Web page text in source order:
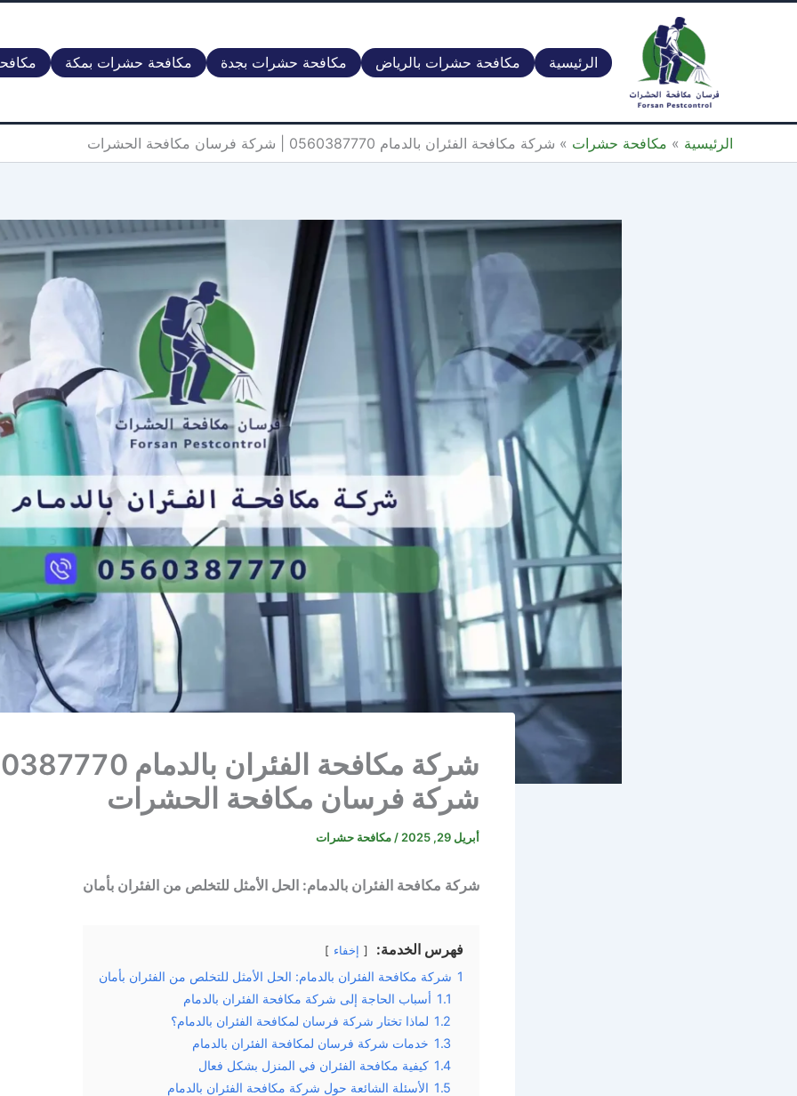
الرئيسية مكافحة حشرات بالرياض مكافحة حشرات بجدة مكافحة حشرات بمكة
الرئيسية » مكافحة حشرات » شركة مكافحة الفئران بالدمام 0560387770 | شركة فرسان مكافحة الحشرات
شركة فرسان مكافحة الحشرات
أبريل 29, 2025 / مكافحة حشرات
شركة مكافحة الفئران بالدمام: الحل الأمثل للتخلص من الفئران بأمان
فهرس الخدمة: إخفاء
1 شركة مكافحة الفئران بالدمام: الحل الأمثل للتخلص من الفئران بأمان
1.1 أسباب الحاجة إلى شركة مكافحة الفئران بالدمام
1.2 لماذا تختار شركة فرسان لمكافحة الفئران بالدمام؟
1.3 خدمات شركة فرسان لمكافحة الفئران بالدمام
1.4 كيفية مكافحة الفئران في المنزل بشكل فعال
1.5 الأسئلة الشائعة حول شركة مكافحة الفئران بالدمام